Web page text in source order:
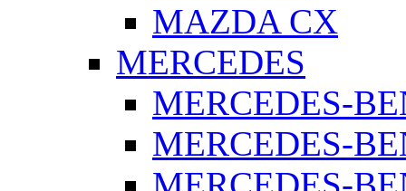
MAZDA CX
MERCEDES
MERCEDES-
MERCEDES-